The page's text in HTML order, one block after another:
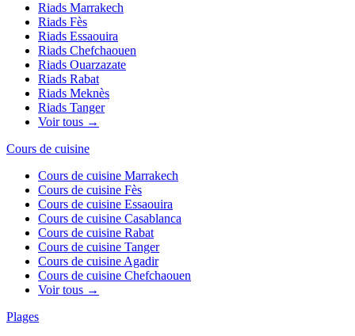
Riads Marrakech
Riads Fès
Riads Essaouira
Riads Chefchaouen
Riads Ouarzazate
Riads Rabat
Riads Meknès
Riads Tanger
Voir tous →
Cours de cuisine
Cours de cuisine Marrakech
Cours de cuisine Fès
Cours de cuisine Essaouira
Cours de cuisine Casablanca
Cours de cuisine Rabat
Cours de cuisine Tanger
Cours de cuisineAgadir
Cours de cuisine Chefchaouen
Voir tous →
Plages